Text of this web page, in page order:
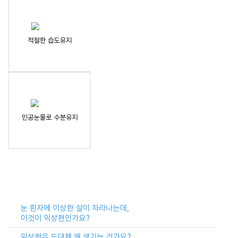
적절한 습도유지
인공눈물로 수분유지
눈 흰자에 이상한 살이 자라나는데,
이것이 익상편인가요?